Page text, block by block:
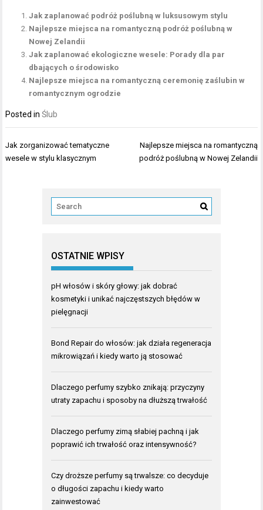
Jak zaplanować podróż poślubną w luksusowym stylu
Najlepsze miejsca na romantyczną podróż poślubną w
Nowej Zelandii
Jak zaplanować ekologiczne wesele: Porady dla par
dbających o środowisko
Najlepsze miejsca na romantyczną ceremonię zaślubin w
romantycznym ogrodzie
Posted inŚlub
Nawigacja
wpisu
Jak zorganizować tematyczne
wesele w stylu klasycznym
Najlepsze miejsca na romantyczną
podróż poślubną w Nowej Zelandii
OSTATNIE WPISY
pH włosów i skóry głowy: jak dobrać
kosmetyki i unikać najczęstszych błędów w
pielęgnacji
Bond Repair do włosów: jak działa regeneracja
mikrowiązań i kiedy warto ją stosować
Dlaczego perfumy szybko znikają: przyczyny
utraty zapachu i sposoby na dłuższą trwałość
Dlaczego perfumy zimą słabiej pachną i jak
poprawić ich trwałość oraz intensywność?
Czy droższe perfumy są trwalsze: co decyduje
o długości zapachu i kiedy warto
zainwestować